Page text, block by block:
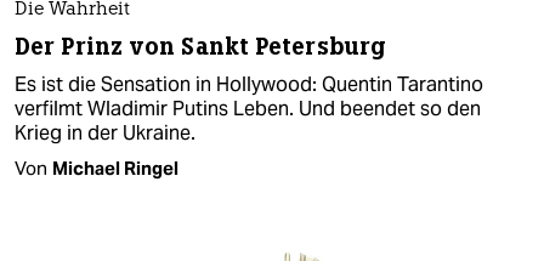
Die Wahrheit
Der Prinz von Sankt Petersburg
Es ist die Sensation in Hollywood: Quentin Tarantino
verfilmt Wladimir Putins Leben. Und beendet so den
Krieg in der Ukraine.
Von Michael Ringel